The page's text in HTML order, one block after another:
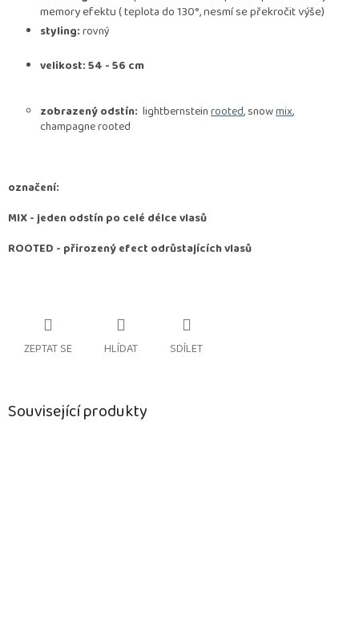
memory efektu ( teplota do 130°, nesmí se překročit výše)
styling:rovný
velikost: 54 - 56 cm
zobrazený odstín: lightbernsteinrooted, snowmix,
champagne rooted
označení:
MIX- jeden odstín po celé délce vlasů
ROOTED - přirozený efect odrůstajících vlasů
ZEPTAT SE HLÍDAT SDÍLET
Související produkty